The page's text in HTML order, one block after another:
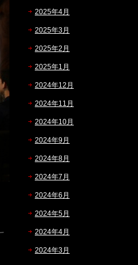
2025年4月
2025年3月
2025年2月
2025年1月
2024年12月
2024年11月
2024年10月
2024年9月
2024年8月
2024年7月
2024年6月
2024年5月
2024年4月
2024年3月